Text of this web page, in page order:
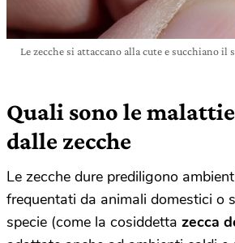
Le zecche si attaccano alla cute e succhiano il
Quali sono le
dalle zecche
Le zecche dure prediligono
frequentati da animali domestici o
specie (come la cosiddetta zecca